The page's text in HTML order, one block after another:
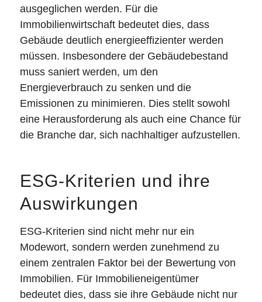
ausgeglichen werden. Für die
Immobilienwirtschaft bedeutet dies, dass
Gebäude deutlich energieeffizienter werden
müssen. Insbesondere der Gebäudebestand
muss saniert werden, um den
Energieverbrauch zu senken und die
Emissionen zu minimieren. Dies stellt sowohl
eine Herausforderung als auch eine Chance für
die Branche dar, sich nachhaltiger aufzustellen.
ESG-Kriterien und ihre
Auswirkungen
ESG-Kriterien sind nicht mehr nur ein
Modewort, sondern werden zunehmend zu
einem zentralen Faktor bei der Bewertung von
Immobilien. Für Immobilieneigentümer
bedeutet dies, dass sie ihre Gebäude nicht nur